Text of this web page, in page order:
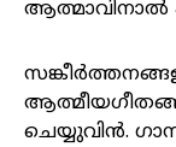
ആത്മാവിനാല്‍
ചെയ്യുവിന്‍.